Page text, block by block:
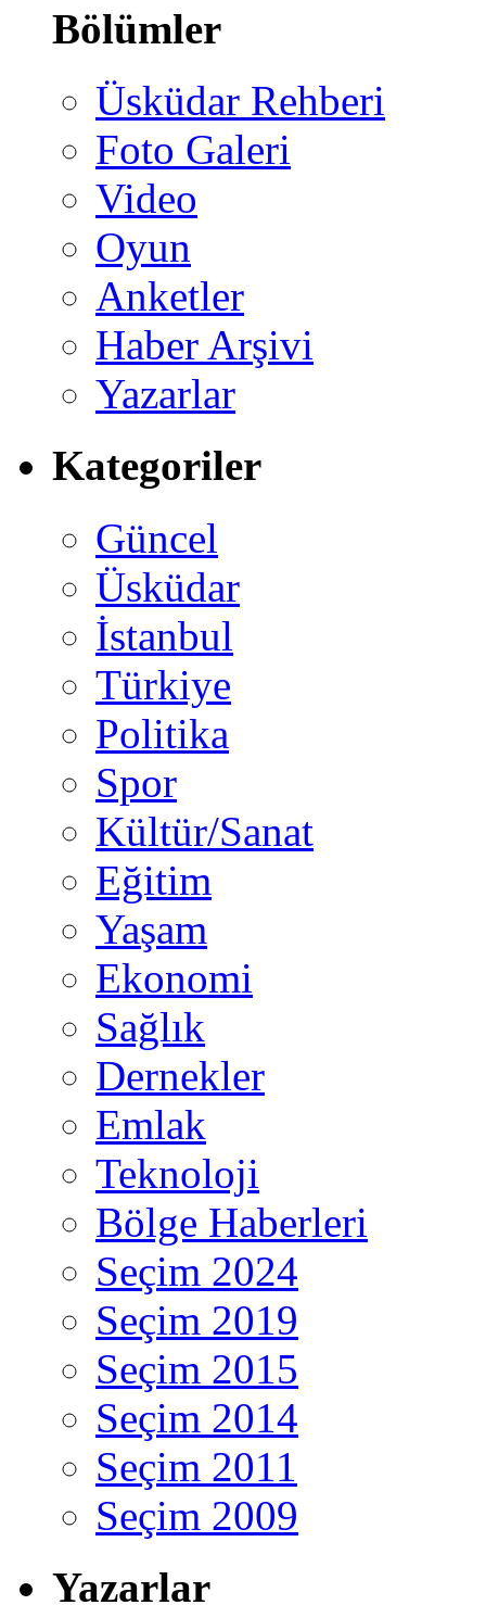
Bölümler
Üsküdar Rehberi
Foto Galeri
Video
Oyun
Anketler
Haber Arşivi
Yazarlar
Kategoriler
Güncel
Üsküdar
İstanbul
Türkiye
Politika
Spor
Kültür/Sanat
Eğitim
Yaşam
Ekonomi
Sağlık
Dernekler
Emlak
Teknoloji
Bölge Haberleri
Seçim 2024
Seçim 2019
Seçim 2015
Seçim 2014
Seçim 2011
Seçim 2009
Yazarlar